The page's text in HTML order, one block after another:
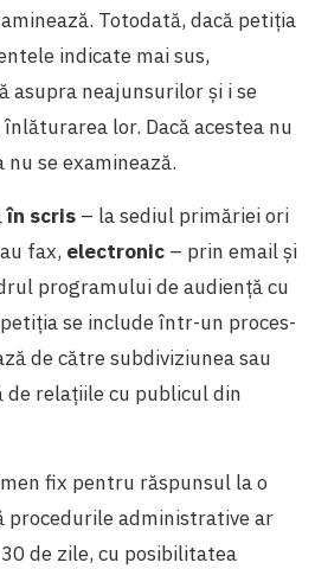
Totodată, dacă petiția
indicate mai sus,
asupra neajunsurilor și i se
lor. Dacă acestea nu
se examinează.
în scris – la sediul primăriei ori
fax, electronic – prin email și
programului de audiență cu
se include într-un proces-
de către subdiviziunea sau
de relațiile cu publicul din
fix pentru răspunsul la o
procedurile administrative ar
de zile, cu posibilitatea